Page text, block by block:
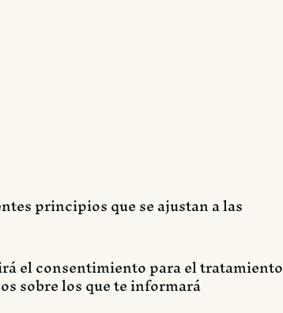
principios que se ajustan a las
el consentimiento para el tratamiento
sobre los que te informará